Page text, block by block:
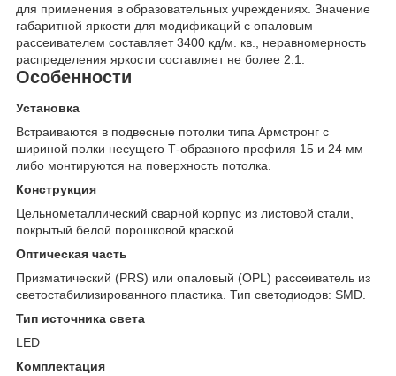
для применения в образовательных учреждениях. Значение
габаритной яркости для модификаций с опаловым
рассеивателем составляет 3400 кд/м. кв., неравномерность
распределения яркости составляет не более 2:1.
Особенности
Установка
Встраиваются в подвесные потолки типа Армстронг с
шириной полки несущего Т-образного профиля 15 и 24 мм
либо монтируются на поверхность потолка.
Конструкция
Цельнометаллический сварной корпус из листовой стали,
покрытый белой порошковой краской.
Оптическая часть
Призматический (PRS) или опаловый (OPL) рассеиватель из
светостабилизированного пластика. Тип светодиодов: SMD.
Тип источника света
LED
Комплектация